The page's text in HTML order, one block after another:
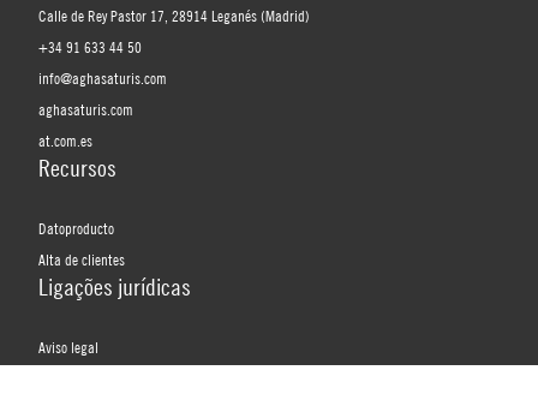
Calle de Rey Pastor 17, 28914 Leganés (Madrid)
+34 91 633 44 50
info@aghasaturis.com
aghasaturis.com
at.com.es
Recursos
Datoproducto
Alta de clientes
Ligações jurídicas
Aviso legal